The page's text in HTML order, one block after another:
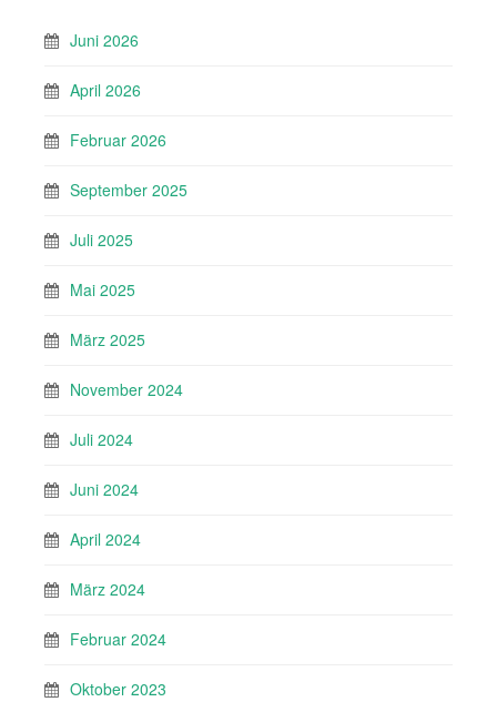
Juni 2026
April 2026
Februar 2026
September 2025
Juli 2025
Mai 2025
März 2025
November 2024
Juli 2024
Juni 2024
April 2024
März 2024
Februar 2024
Oktober 2023